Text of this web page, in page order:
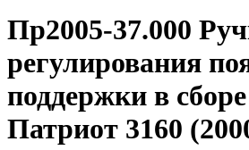
Пр2005-37.000
регулирования
поддержки в
Патриот 3160